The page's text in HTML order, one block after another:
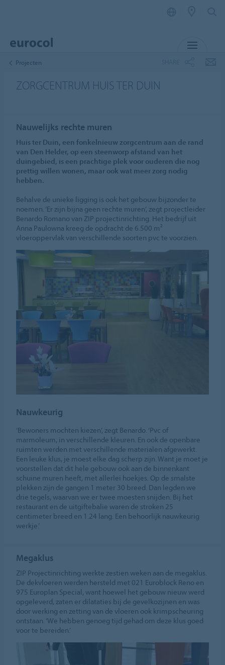
Projecten
ZORGCENTRUM HUIS TER DUIN
Nauwelijks rechte muren
Huis ter Duin, een fonkelnieuw zorgcentrum aan de rand
van Den Helder, op een steenworp afstand van het
duingebied, is een prachtige plek voor ouderen die nog
prettig willen wonen, maar ook wat meer zorg nodig
hebben.
Behalve de unieke ligging is ook het gebouw bijzonder te
noemen. ‘Er zijn bijna geen rechte muren’, zegt projectleider
Benardo Romano van ZIP projectinrichting. Het bedrijf uit
Anna Paulowna kreeg de opdracht de 6.500 m²
vloeroppervlak van verschillende soorten pvc te voorzien.
Nauwkeurig
‘Bewoners mochten kiezen’, zegt Benardo. ‘Pvc of
marmoleum, in verschillende kleuren. En ook de openbare
ruimten werden met verschillende materialen afgewerkt.
Een leuke klus, je moest elke dag scherp zijn. Want je moet je
voorstellen dat dit hele gebouw ook aan de binnenkant
schuine muren heeft, met allerlei hoekjes. Op de smalste
plekken zijn de gangen 1 meter 30 breed. Dan legden we
drie tegels, waarvan we er twee moesten snijden. Bij het
restaurant en de uitgiftebalie waren de stroken 25
centimeter breed en 1.24 lang. Een behoorlijk nauwkeurig
werkje.’
Megaklus
ZIP Projectinrichting werkte zestien weken aan de megaklus.
De dekvloeren werden hersteld met 021 Euroblock Reno en
975 Europlan Special, want hoewel het gebouw nieuw werd
opgeleverd, zaten er dilataties bij de gevelkozijnen en was
door werking en zetting van de vloeren ook krimpscheuring
ontstaan. ‘We hebben genoeg tijd gehad om deze klus goed
voor te bereiden.’